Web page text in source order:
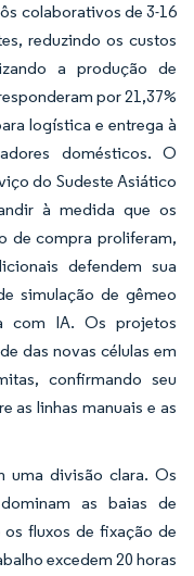
colaborativos de 3-16
reduzindo os custos
a produção de
por 21,37%
logística e entrega à
domésticos. O
do Sudeste Asiático
à medida que os
de compra proliferam,
defendem sua
simulação de gêmeo
com IA. Os projetos
das novas células em
confirmando seu
as linhas manuais e as
uma divisão clara. Os
as baias de
fluxos de fixação de
excedem 20 horas